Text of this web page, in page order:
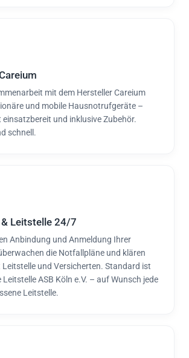
mit dem Hersteller Careium
und mobile Hausnotrufgeräte –
und inklusive Zubehör.
schnell.
Leitstelle 24/7
Anbindung und Anmeldung Ihrer
die Notfallpläne und klären
und Versicherten. Standard ist
ASB Köln e.V. – auf Wunsch jede
Leitstelle.